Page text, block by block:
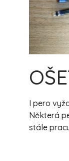
I pero
Některá
stále